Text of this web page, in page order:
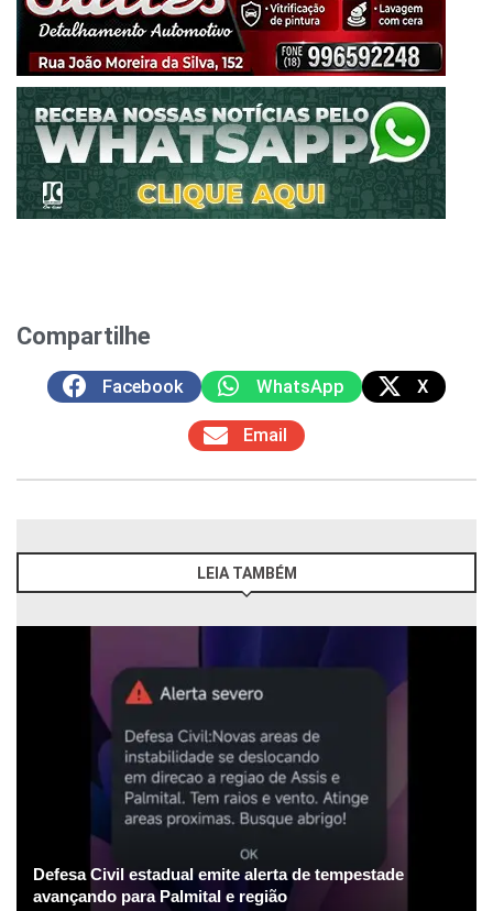
Compartilhe
Facebook WhatsApp X
Email
LEIA TAMBÉM
Defesa Civil estadual emite alerta de tempestade
avançando para Palmital e região